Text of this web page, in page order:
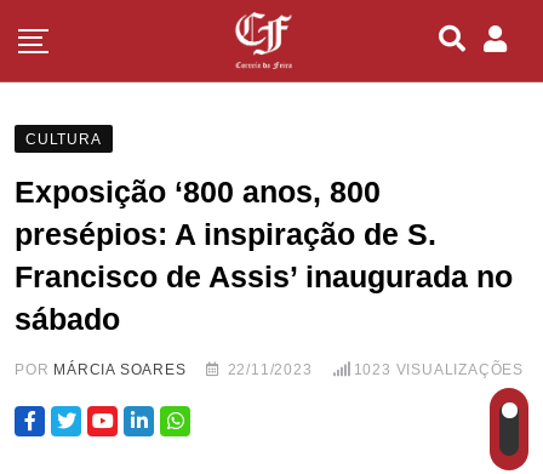
CULTURA
Exposição ‘800 anos, 800
presépios: A inspiração de S.
Francisco de Assis’ inaugurada no
sábado
POR MÁRCIA SOARES 22/11/2023 1023 VISUALIZAÇÕES